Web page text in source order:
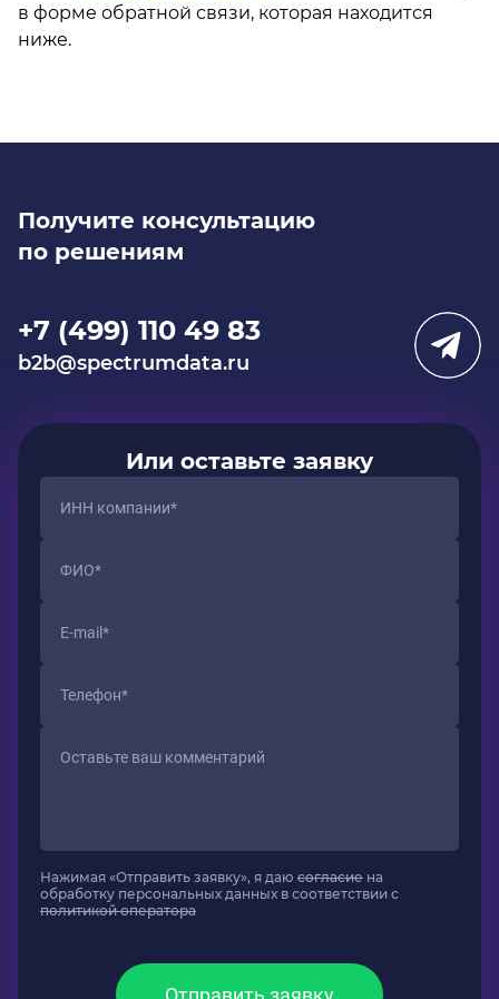
в форме обратной связи, которая находится
ниже.
Получите консультацию
по решениям
+7 (499) 110 49 83
b2b@spectrumdata.ru
Или оставьте заявку
Нажимая «Отправить заявку», я даю согласие на
обработку персональных данных в соответствии с
политикой оператора